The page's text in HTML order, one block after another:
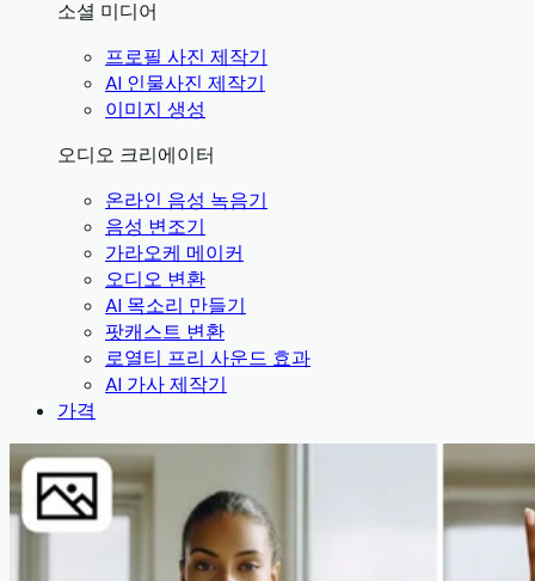
소셜 미디어
프로필 사진 제작기
AI 인물사진 제작기
이미지 생성
오디오 크리에이터
온라인 음성 녹음기
음성 변조기
가라오케 메이커
오디오 변환
AI 목소리 만들기
팟캐스트 변환
로열티 프리 사운드 효과
AI 가사 제작기
가격